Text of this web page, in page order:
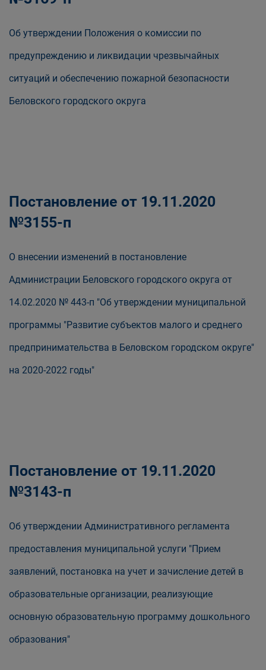
Об утверждении Положения о комиссии по
предупреждению и ликвидации чрезвычайных
ситуаций и обеспечению пожарной безопасности
Беловского городского округа
Постановление от 19.11.2020
№3155-п
О внесении изменений в постановление
Администрации Беловского городского округа от
14.02.2020 № 443-п "Об утверждении муниципальной
программы "Развитие субъектов малого и среднего
предпринимательства в Беловском городском округе"
на 2020-2022 годы"
Постановление от 19.11.2020
№3143-п
Об утверждении Административного регламента
предоставления муниципальной услуги "Прием
заявлений, постановка на учет и зачисление детей в
образовательные организации, реализующие
основную образовательную программу дошкольного
образования"